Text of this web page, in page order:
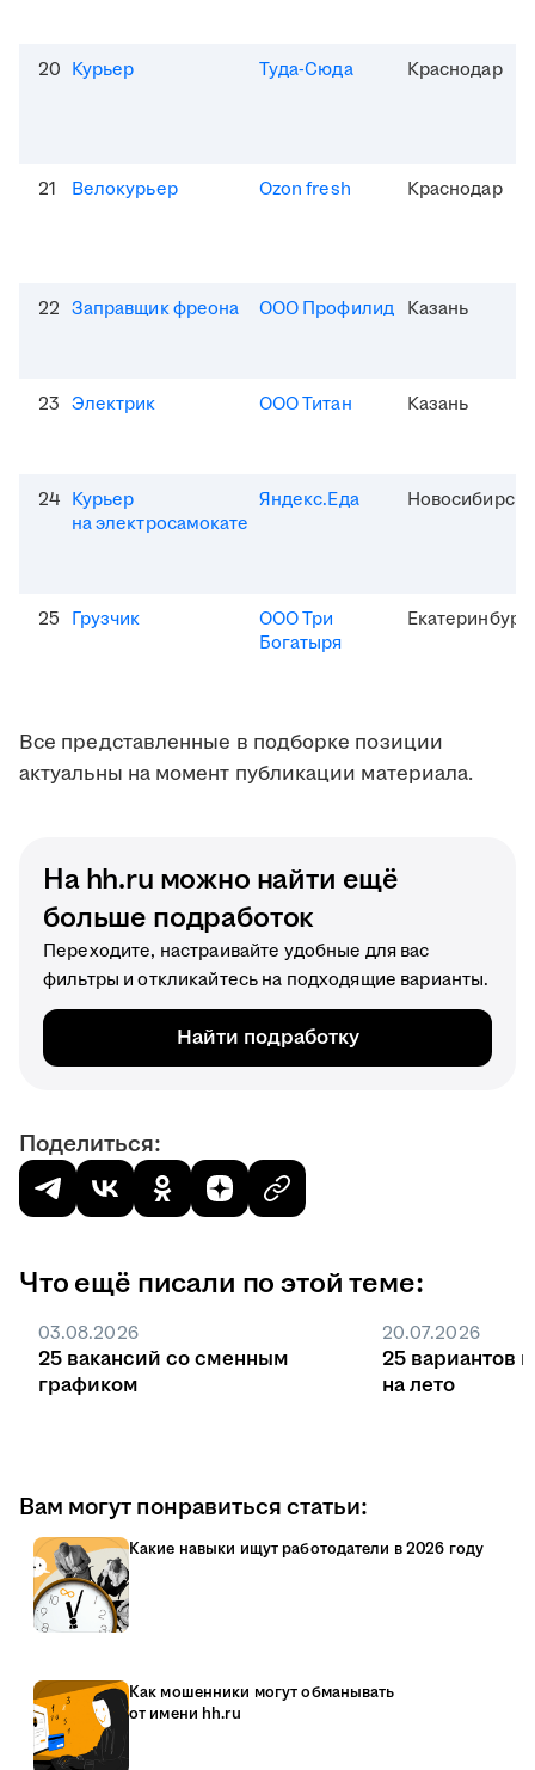
20 Курьер Туда-Сюда Краснодар
21 Велокурьер Ozon fresh Краснодар
22 Заправщик фреона ООО Профилид Казань
23 Электрик ООО Титан Казань
24 Курьер
на электросамокате
Яндекс.Еда Новосибирск
25 Грузчик
ООО Три
Богатыря
Екатеринбург
Все представленные в подборке позиции
актуальны на момент публикации материала.
На hh.ru можно найти ещё
больше подработок
Переходите, настраивайте удобные для вас
фильтры и откликайтесь на подходящие варианты.
Найти подработку
Поделиться:
Что ещё писали по этой теме:
03.08.2026
25 вакансий со сменным
графиком
20.07.2026
25 вариантов
на лето
Вам могут понравиться статьи:
Какие навыки ищут работодатели в 2026 году
Как мошенники могут обманывать
от имени hh.ru